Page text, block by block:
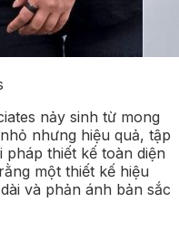
nảy sinh từ mong
nhưng hiệu quả, tập
thiết kế toàn diện
một thiết kế hiệu
và phản ánh bản sắc